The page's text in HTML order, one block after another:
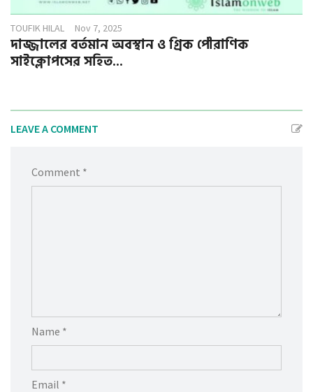
TOUFIK HILAL Nov 7, 2025
দাজ্জালের বর্তমান অবস্থান ও গ্রিক পৌরাণিক
সাইক্লোপসের সহিত...
LEAVE A COMMENT
Comment *
Name *
Email *